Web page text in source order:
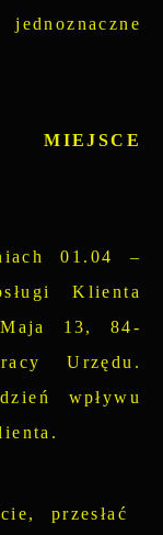
01.04 –
Klienta
13, 84-
Urzędu.
wpływu
przesłać